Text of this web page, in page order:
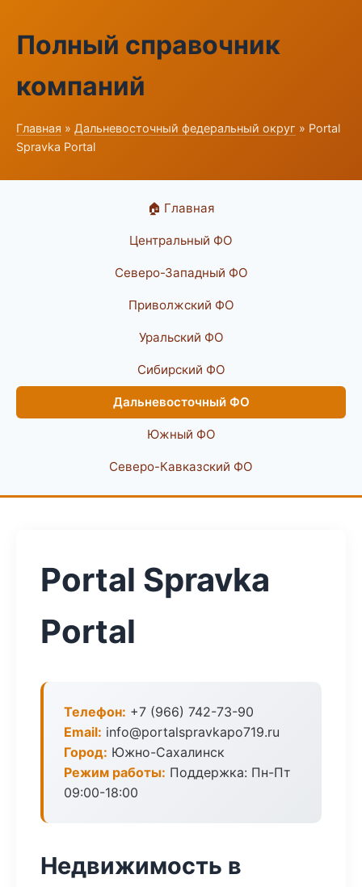
Полный справочник
компаний
Главная » Дальневосточный федеральный округ » Portal
Spravka Portal
🏠 Главная
Центральный ФО
Северо-Западный ФО
Приволжский ФО
Уральский ФО
Сибирский ФО
Дальневосточный ФО
Южный ФО
Северо-Кавказский ФО
Portal Spravka
Portal
Телефон: +7 (966) 742-73-90
Email: info@portalspravkapo719.ru
Город: Южно-Сахалинск
Режим работы: Поддержка: Пн-Пт
09:00-18:00
Недвижимость в